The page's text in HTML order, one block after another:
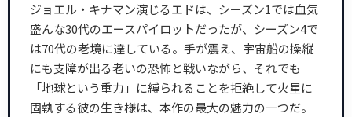
ジョエル・キナマン演じるエドは、シーズン1では血気
盛んな30代のエースパイロットだったが、シーズン4で
は70代の老境に達している。手が震え、宇宙船の操縦
にも支障が出る老いの恐怖と戦いながら、それでも
「地球という重力」に縛られることを拒絶して火星に
固執する彼の生き様は、本作の最大の魅力の一つだ。